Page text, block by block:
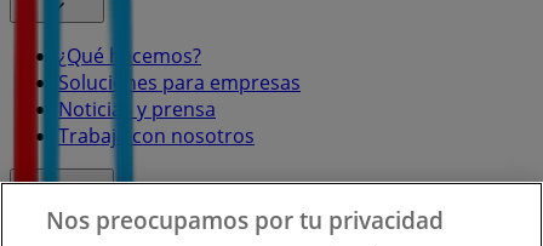
¿Qué hacemos?
Soluciones para empresas
Noticias y prensa
Trabaja con nosotros
Nos preocupamos por tu privacidad